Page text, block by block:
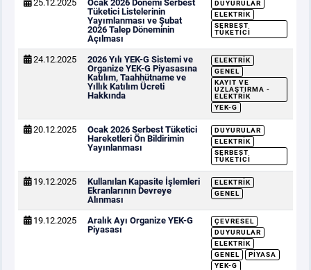
BT HİZMET YÖNETİM SİSTEMİ POLİTİKAMIZ
25.12.2025
Ocak 2026 Dönemi Serbest
Tüketici Listelerinin
Yayımlanması ve Şubat
2026 Talep Döneminin
Açılması
DUYURULAR
ELEKTRIK
SERBEST
TÜKETICI
24.12.2025
2026 Yılı YEK-G Sistemi ve
Organize YEK-G Piyasasına
Katılım, Taahhütname ve
Yıllık Katılım Ücreti
Hakkında
ELEKTRIK
GENEL
KAYIT VE
UZLAŞTIRMA -
ELEKTRIK
YEK-G
20.12.2025
Ocak 2026 Serbest Tüketici
Hareketleri Ön Bildirimin
Yayınlanması
DUYURULAR
ELEKTRIK
SERBEST
TÜKETICI
19.12.2025
Kullanılan Kapasite İşlemleri
Ekranlarının Devreye
Alınması
ELEKTRIK
GENEL
19.12.2025
Aralık Ayı Organize YEK-G
Piyasası
ÇEVRESEL
DUYURULAR
ELEKTRIK
GENEL
PIYASA
YEK-G